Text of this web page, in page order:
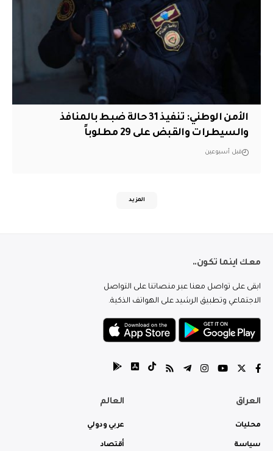
الأمن الوطني: تنفيذ 31 حالة ضبط بالمنافذ
والسيطرات والقبض على 29 مطلوباً
قبل أسبوعين
المزيد
معك اينما تكون..
ابقى على تواصل معنا عبر منصاتنا على التواصل
الاجتماعي وتطبيق الرشيد على الهواتف الذكية.
العراق
محليات
سياسة
العالم
عربي ودولي
أقتصاد